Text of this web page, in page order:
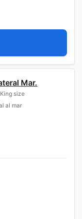
Mar.
size
al mar